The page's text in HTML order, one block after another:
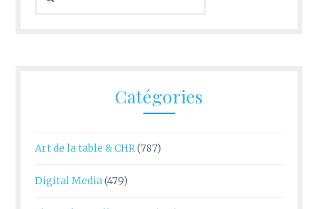
Catégories
Art de la table & CHR(787)
Digital Media(479)